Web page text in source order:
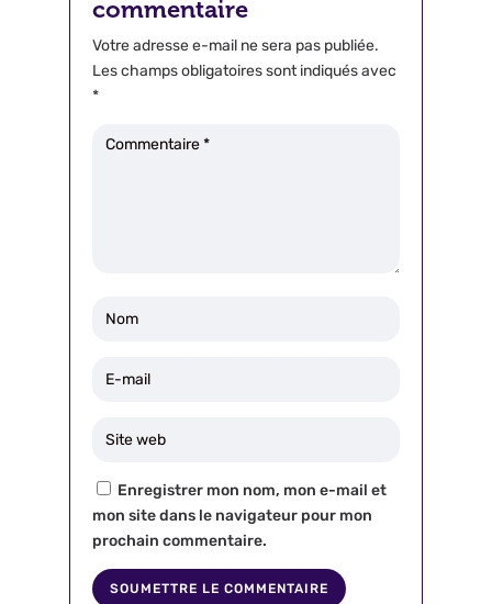
commentaire
Votre adresse e-mail ne sera pas publiée.
Les champs obligatoires sont indiqués avec
*
Enregistrer mon nom, mon e-mail et
mon site dans le navigateur pour mon
prochain commentaire.
SOUMETTRE LE COMMENTAIRE